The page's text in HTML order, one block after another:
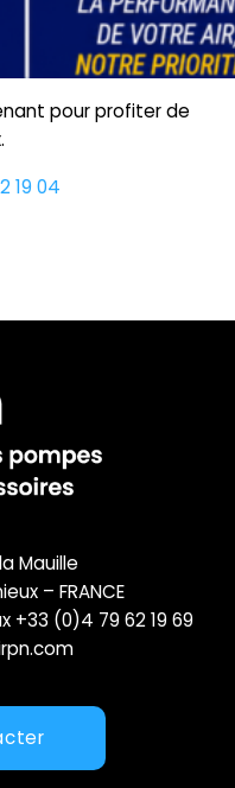
pour profiter de
19 04
Mauille
– FRANCE
+33 (0)4 79 62 19 69